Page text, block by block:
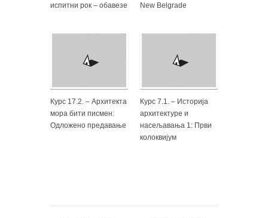
испитни рок – обавезе
New Belgrade
Курс 17.2. – Архитекта
мора бити писмен:
Одложено предавање
Курс 7.1. – Историја
архитектуре и
насељавања 1: Први
колоквијум